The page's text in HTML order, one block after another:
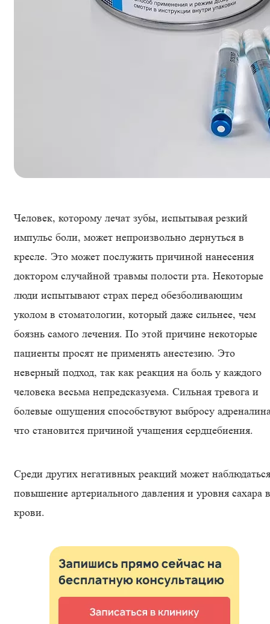
Человек, которому лечат зубы, испытывая резкий
импульс боли, может непроизвольно дернуться в
кресле. Это может послужить причиной нанесения
доктором случайной травмы полости рта. Некоторые
люди испытывают страх перед обезболивающим
уколом в стоматологии, который даже сильнее, чем
боязнь самого лечения. По этой причине некоторые
пациенты просят не применять анестезию. Это
неверный подход, так как реакция на боль у каждого
человека весьма непредсказуема. Сильная тревога и
болевые ощущения способствуют выбросу
что становится причиной учащения сердцебиения.
Среди других негативных реакций может наблюдаться
повышение артериального давления и уровня сахара в
крови.